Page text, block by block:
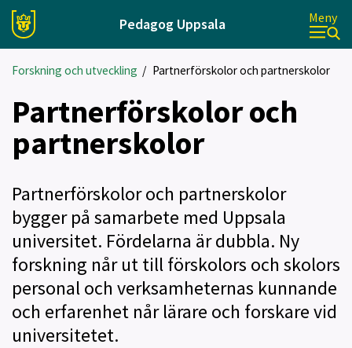
Pedagog Uppsala Meny
Forskning och utveckling / Partnerförskolor och partnerskolor
Partnerförskolor och
partnerskolor
Partnerförskolor och partnerskolor
bygger på samarbete med Uppsala
universitet. Fördelarna är dubbla. Ny
forskning når ut till förskolors och skolors
personal och verksamheternas kunnande
och erfarenhet når lärare och forskare vid
universitetet.